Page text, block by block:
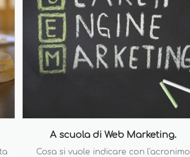
A scuola di Web Marketing.
Cosa si vuole indicare con l'acronimo